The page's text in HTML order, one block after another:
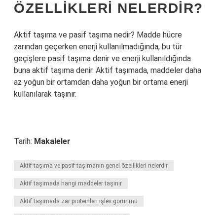
ÖZELLIKLERI NELERDIR?
Aktif taşıma ve pasif taşıma nedir? Madde hücre
zarından geçerken enerji kullanılmadığında, bu tür
geçişlere pasif taşıma denir ve enerji kullanıldığında
buna aktif taşıma denir. Aktif taşımada, maddeler daha
az yoğun bir ortamdan daha yoğun bir ortama enerji
kullanılarak taşınır.
Tarih: Makaleler
Aktif taşıma ve pasif taşımanın genel özellikleri nelerdir
Aktif taşımada hangi maddeler taşınır
Aktif taşımada zar proteinleri işlev görür mü